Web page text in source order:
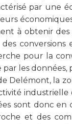
par une
à obtenir
pour la
les données,
Delémont, la
sont donc
et des